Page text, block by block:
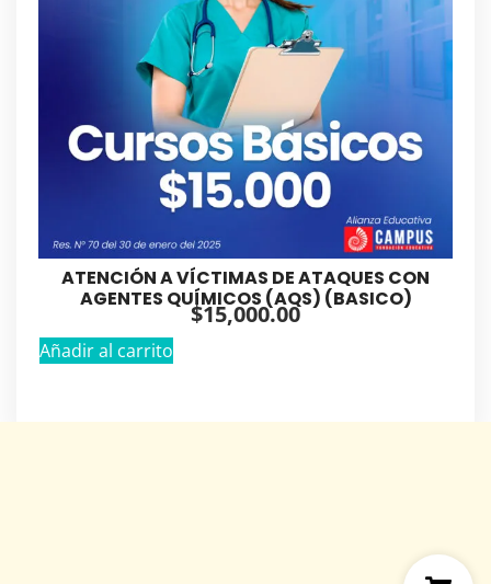
ATENCIÓN A VÍCTIMAS DE ATAQUES CON
AGENTES QUÍMICOS (AQS) (BASICO)
$15,000.00
Añadir al carrito